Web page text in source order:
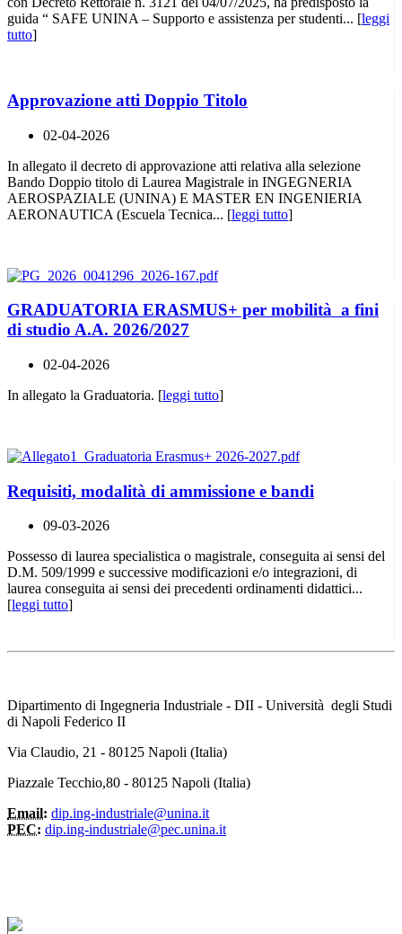
guida “ SAFE UNINA – Supporto e assistenza per studenti... [leggi
tutto]
Approvazione atti Doppio Titolo
02-04-2026
In allegato il decreto di approvazione atti relativa alla selezione
Bando Doppio titolo di Laurea Magistrale in INGEGNERIA
AEROSPAZIALE (UNINA) E MASTER EN INGENIERIA
AERONAUTICA (Escuela Tecnica... [leggi tutto]
GRADUATORIA ERASMUS+ per mobilità a fini
di studio A.A. 2026/2027
02-04-2026
In allegato la Graduatoria. [leggi tutto]
Requisiti, modalità di ammissione e bandi
09-03-2026
Possesso di laurea specialistica o magistrale, conseguita ai sensi del
D.M. 509/1999 e successive modificazioni e/o integrazioni, di
laurea conseguita ai sensi dei precedenti ordinamenti didattici...
[leggi tutto]
Dipartimento di Ingegneria Industriale - DII - Università degli Studi
di Napoli Federico II
Via Claudio, 21 - 80125 Napoli (Italia)
Piazzale Tecchio,80 - 80125 Napoli (Italia)
Email: dip.ing-industriale@unina.it
PEC: dip.ing-industriale@pec.unina.it